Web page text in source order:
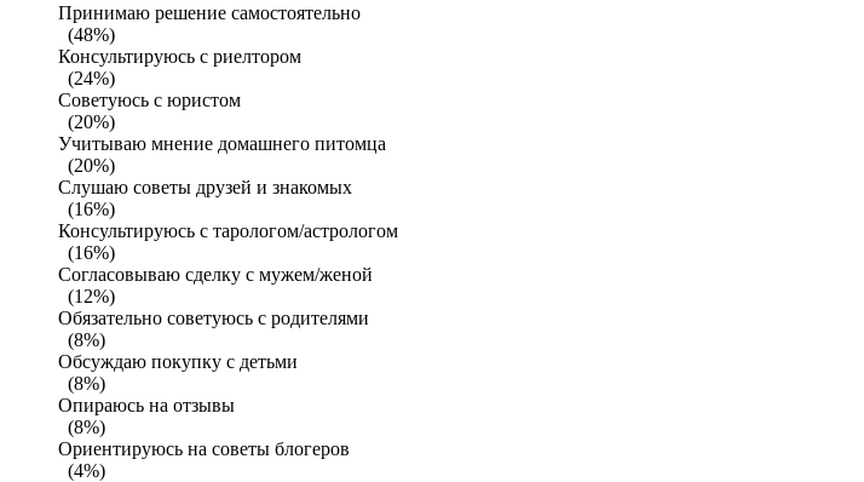
Принимаю решение самостоятельно
(48%)
Консультируюсь с риелтором
(24%)
Советуюсь с юристом
(20%)
Учитываю мнение домашнего питомца
(20%)
Слушаю советы друзей и знакомых
(16%)
Консультируюсь с тарологом/астрологом
(16%)
Согласовываю сделку с мужем/женой
(12%)
Обязательно советуюсь с родителями
(8%)
Обсуждаю покупку с детьми
(8%)
Опираюсь на отзывы
(8%)
Ориентируюсь на советы блогеров
(4%)